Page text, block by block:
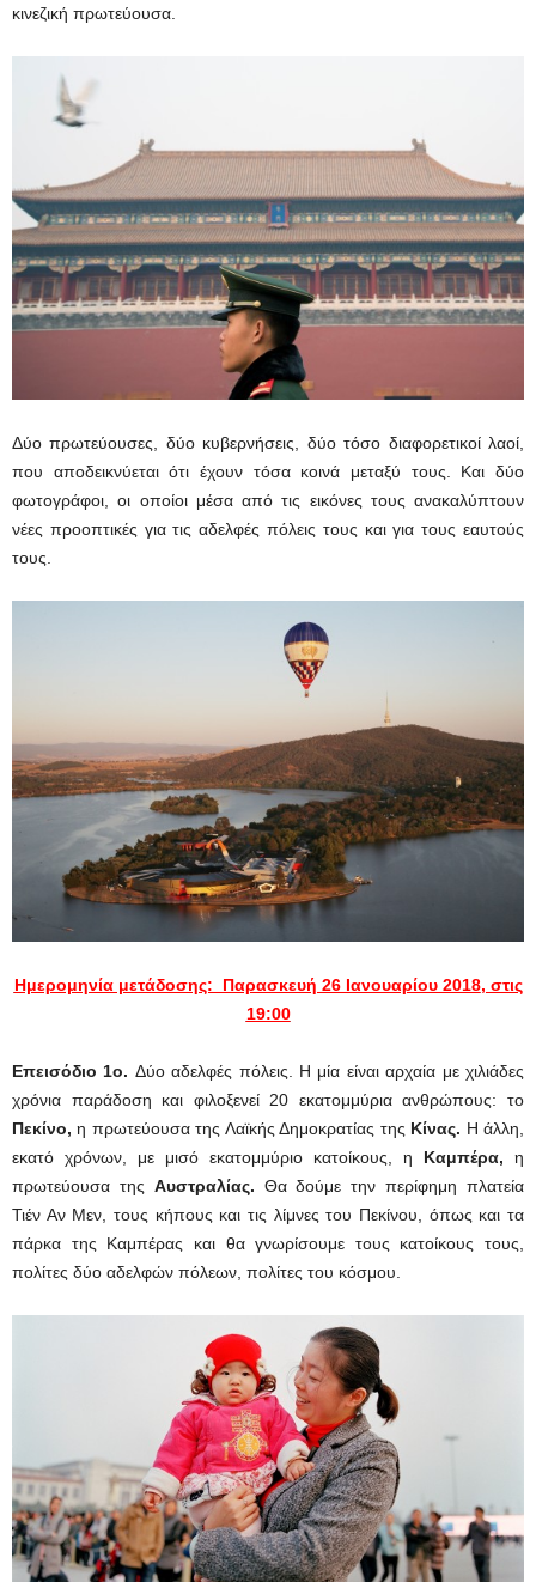
κινεζική πρωτεύουσα.
Δύο πρωτεύουσες, δύο κυβερνήσεις, δύο τόσο διαφορετικοί λαοί,
που αποδεικνύεται ότι έχουν τόσα κοινά μεταξύ τους. Και δύο
φωτογράφοι, οι οποίοι μέσα από τις εικόνες τους ανακαλύπτουν
νέες προοπτικές για τις αδελφές πόλεις τους και για τους εαυτούς
τους.
Ημερομηνία μετάδοσης: Παρασκευή 26 Ιανουαρίου 2018, στις
19:00
Επεισόδιο 1ο. Δύο αδελφές πόλεις. Η μία είναι αρχαία με χιλιάδες
χρόνια παράδοση και φιλοξενεί 20 εκατομμύρια ανθρώπους: το
Πεκίνο, η πρωτεύουσα της Λαϊκής Δημοκρατίας της Κίνας. Η άλλη,
εκατό χρόνων, με μισό εκατομμύριο κατοίκους, η Καμπέρα, η
πρωτεύουσα της Αυστραλίας. Θα δούμε την περίφημη πλατεία
Τιέν Αν Μεν, τους κήπους και τις λίμνες του Πεκίνου, όπως και τα
πάρκα της Καμπέρας και θα γνωρίσουμε τους κατοίκους τους,
πολίτες δύο αδελφών πόλεων, πολίτες του κόσμου.